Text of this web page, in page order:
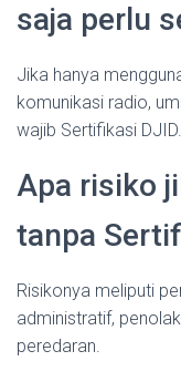
saja perlu
Jika hanya
komunikasi radio,
wajib Sertifikasi DJID.
Apa risiko
tanpa
Risikonya meliputi
administratif,
peredaran.